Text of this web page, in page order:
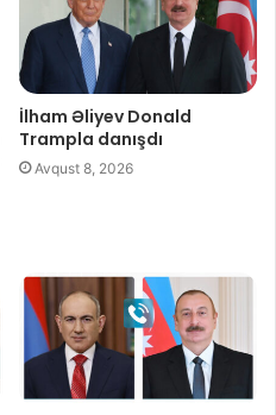
İlham Əliyev Donald
Trampla danışdı
Avqust 8, 2026